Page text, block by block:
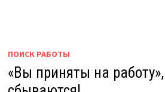
ПОИСК РАБОТЫ
«Вы приняты на